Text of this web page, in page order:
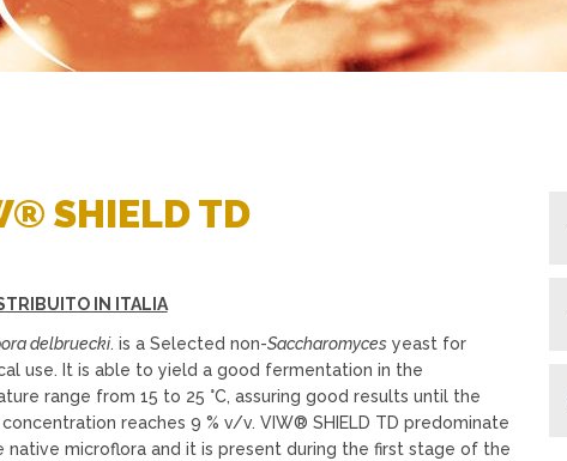
SHIELD TD
IN ITALIA
delbruecki. is a Selected non-Saccharomycesyeast for
use. It is able to yield a good fermentation in the
range from 15 to 25 °C, assuring good results until the
reaches 9 % v/v. VIW® SHIELD TD predominate
native microflora and it is present during the first stage of the